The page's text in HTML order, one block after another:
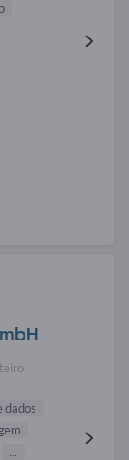
dados
...